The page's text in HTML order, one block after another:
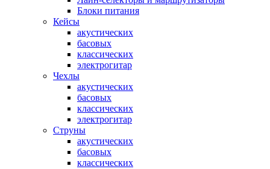
Блоки питания
Кейсы
акустических
басовых
классических
электрогитар
Чехлы
акустических
басовых
классических
электрогитар
Струны
акустических
басовых
классических